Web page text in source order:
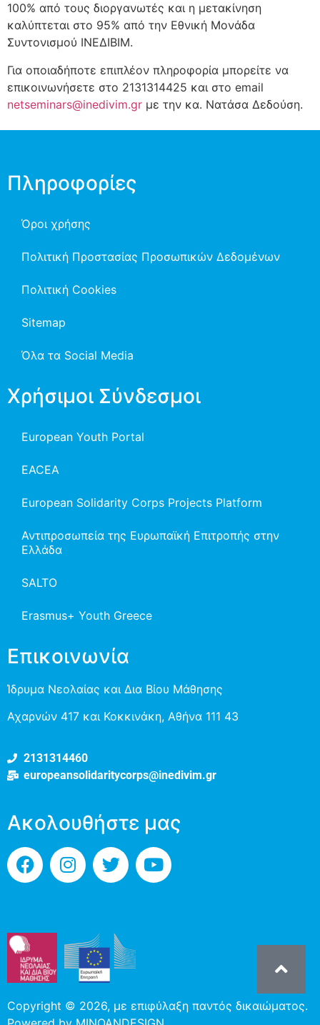
100% από τους διοργανωτές και η μετακίνηση
καλύπτεται στο 95% από την Εθνική Μονάδα
Συντονισμού ΙΝΕΔΙΒΙΜ.
Για οποιαδήποτε επιπλέον πληροφορία μπορείτε να
επικοινωνήσετε στο 2131314425 και στο email
netseminars@inedivim.gr με την κα. Νατάσα Δεδούση.
Πληροφορίες
Όροι χρήσης
Πολιτική Προστασίας Προσωπικών Δεδομένων
Πολιτική Cookies
Sitemap
Όλα τα Social Media
Χρήσιμοι Σύνδεσμοι
European Youth Portal
EACEA
European Solidarity Corps Projects Platform
Αντιπροσωπεία της Ευρωπαϊκή Επιτροπής στην
Ελλάδα
SALTO
Erasmus+ Youth Greece
Επικοινωνία
Ίδρυμα Νεολαίας και Δια Βίου Μάθησης
Αχαρνών 417 και Κοκκινάκη, Αθήνα 111 43
2131314460
europeansolidaritycorps@inedivim.gr
Ακολουθήστε μας
Copyright © 2026, με επιφύλαξη παντός δικαιώματος.